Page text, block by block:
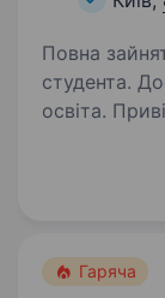
Повна
студента.
освіта. Привіт! Ми — Професорська
та
Гаряча